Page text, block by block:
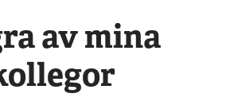
av mina